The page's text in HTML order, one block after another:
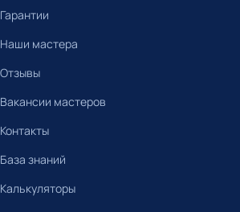
Гарантии
Наши мастера
Отзывы
Вакансии мастеров
Контакты
База знаний
Калькуляторы